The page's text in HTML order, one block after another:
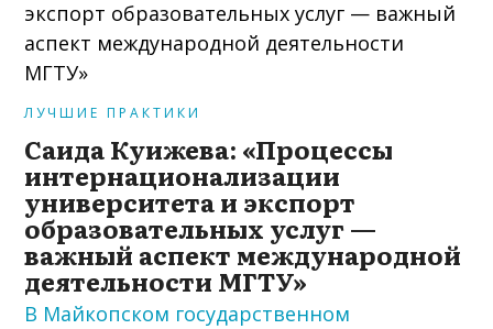
ЛУЧШИЕ ПРАКТИКИ
Саида Куижева: «Процессы
интернационализации
университета и экспорт
образовательных услуг —
важный аспект международной
деятельности МГТУ»
В Майкопском государственном